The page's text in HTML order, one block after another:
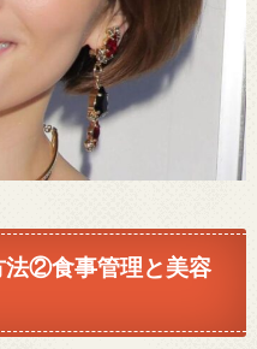
法②食事管理と美容